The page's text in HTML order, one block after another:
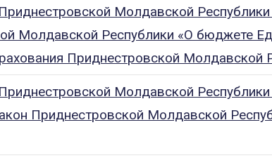
Молдавской
Молдавской Республики «О бюджете
Приднестровской Молдавской
Молдавской
Приднестровской Молдавской